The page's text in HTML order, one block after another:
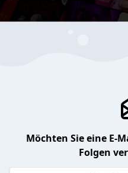
Möchten Sie eine E-
Folgen